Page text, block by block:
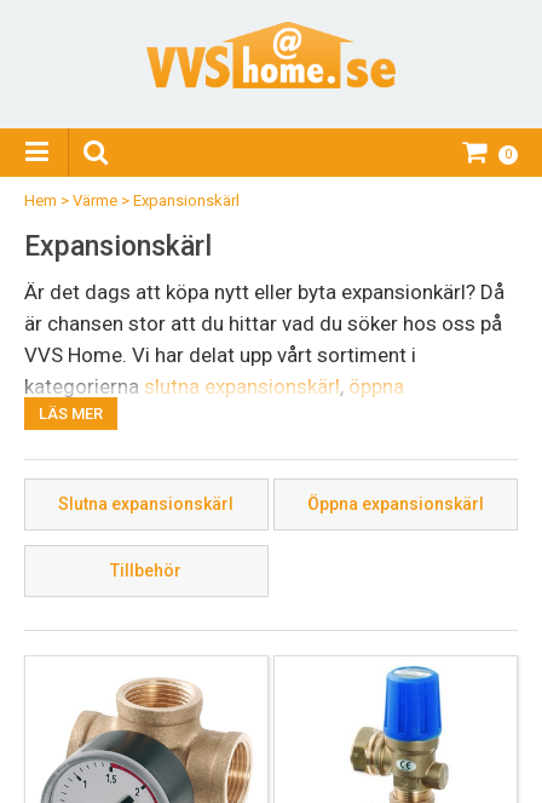
0
Hem > Värme > Expansionskärl
Expansionskärl
Är det dags att köpa nytt eller byta expansionkärl? Då
är chansen stor att du hittar vad du söker hos oss på
VVS Home. Vi har delat upp vårt sortiment i
kategorierna slutna expansionskärl, öppna
expansionskärl
kyl- och värmesystem. Vårt utbud består av prisvärda
kärl i spannet 0,5–300 liter. Bland tillbehören hittar du
exempelvis säkerhetsventiler, samlingsrör och
väggfästen.
Om du ska byta expansionskärl är det viktigt att du vet
om vad du är ute efter. Vi kan hjälpa dig lista ut vad för
expansionskärl du behöver, och räkna på vilken volym
du bör skaffa. Tveka inte att
kontakta oss, så vägleder
vi dig rätt.
LÄS MER
Slutna expansionskärl Öppna expansionskärl
Tillbehör